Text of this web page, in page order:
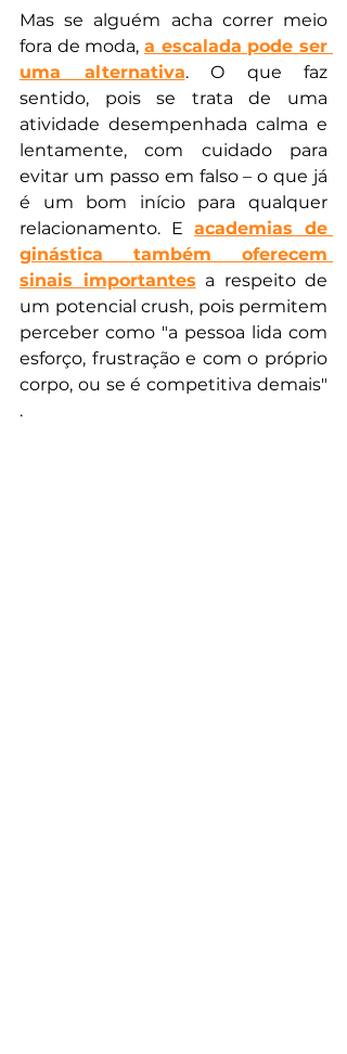
Mas se alguém acha correr meio
fora de moda, a escalada pode ser
uma alternativa. O que faz
sentido, pois se trata de uma
atividade desempenhada calma e
lentamente, com cuidado para
evitar um passo em falso – o que já
é um bom início para qualquer
relacionamento. E academias de
ginástica também oferecem
sinais importantes a respeito de
um potencial crush, pois permitem
perceber como "a pessoa lida com
esforço, frustração e com o próprio
corpo, ou se é competitiva demais"
.